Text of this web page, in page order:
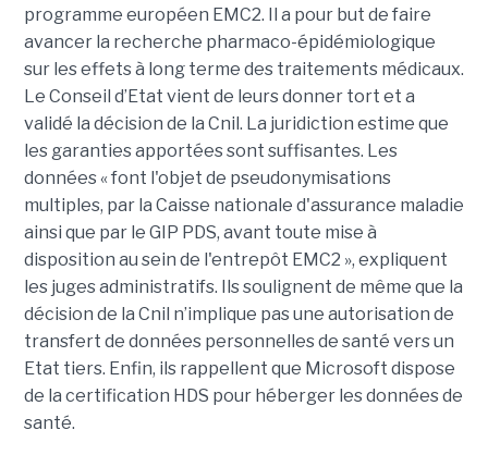
programme européen EMC2. Il a pour but de faire
avancer la recherche pharmaco-épidémiologique
sur les effets à long terme des traitements médicaux.
Le Conseil d’Etat vient de leurs donner tort et a
validé la décision de la Cnil. La juridiction estime que
les garanties apportées sont suffisantes. Les
données « font l'objet de pseudonymisations
multiples, par la Caisse nationale d'assurance maladie
ainsi que par le GIP PDS, avant toute mise à
disposition au sein de l'entrepôt EMC2 », expliquent
les juges administratifs. Ils soulignent de même que la
décision de la Cnil n’implique pas une autorisation de
transfert de données personnelles de santé vers un
Etat tiers. Enfin, ils rappellent que Microsoft dispose
de la certification HDS pour héberger les données de
santé.